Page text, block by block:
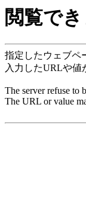
閲覧で
指定したウェブペ
入力したURLや値
The server refuse to
The URL or value